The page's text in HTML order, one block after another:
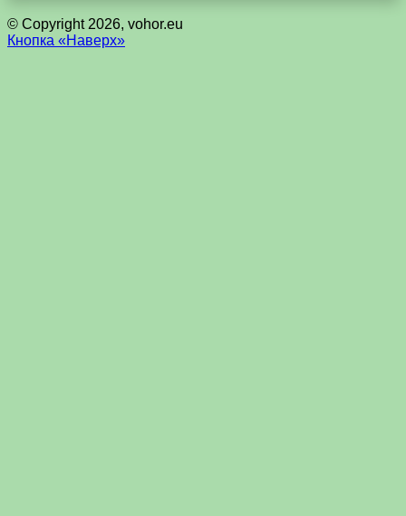
© Copyright 2026, vohor.eu
Кнопка «Наверх»